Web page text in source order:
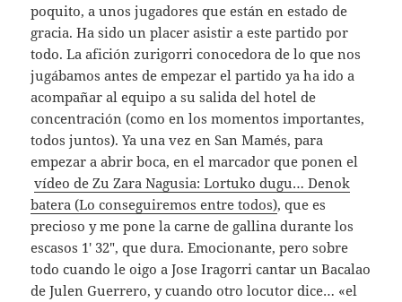
poquito, a unos jugadores que están en estado de
gracia. Ha sido un placer asistir a este partido por
todo. La afición zurigorri conocedora de lo que nos
jugábamos antes de empezar el partido ya ha ido a
acompañar al equipo a su salida del hotel de
concentración (como en los momentos importantes,
todos juntos). Ya una vez en San Mamés, para
empezar a abrir boca, en el marcador que ponen el
vídeo de Zu Zara Nagusia: Lortuko dugu… Denok
batera (Lo conseguiremos entre todos), que es
precioso y me pone la carne de gallina durante los
escasos 1′ 32″, que dura. Emocionante, pero sobre
todo cuando le oigo a Jose Iragorri cantar un Bacalao
de Julen Guerrero, y cuando otro locutor dice… «el